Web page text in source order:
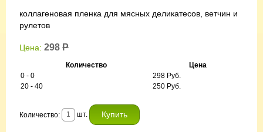
коллагеновая пленка для мясных деликатесов, ветчин и
рулетов
Цена: 298 Р
Количество
Цена
0 - 0
298 Руб.
20 - 40
250 Руб.
Количество: шт.